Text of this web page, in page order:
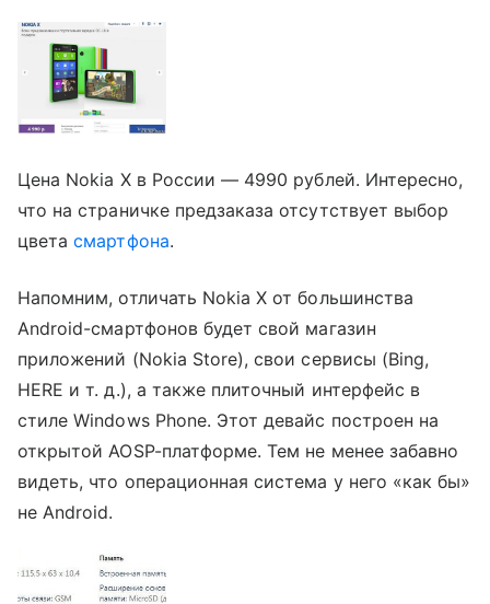
Цена Nokia X в России — 4990 рублей. Интересно,
что на страничке предзаказа отсутствует выбор
цветасмартфона.
Напомним, отличать Nokia X от большинства
Android-смартфонов будет свой магазин
приложений (Nokia Store), свои сервисы (Bing,
HERE и т. д.), а также плиточный интерфейс в
стиле Windows Phone. Этот девайс построен на
открытой AOSP-платформе. Тем не менее забавно
видеть, что операционная система у него «как бы»
не Android.